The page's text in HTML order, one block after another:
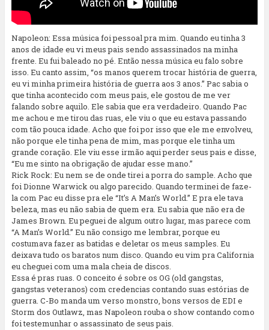
Napoleon: Essa música foi pessoal pra mim. Quando eu tinha 3
anos de idade eu vi meus pais sendo assassinados na minha
frente. Eu fui baleado no pé. Então nessa música eu falo sobre
isso. Eu canto assim, “os manos querem trocar história de guerra,
eu vi minha primeira história de guerra aos 3 anos.” Pac sabia o
que tinha acontecido com meus pais, ele gostou de me ver
falando sobre aquilo. Ele sabia que era verdadeiro. Quando Pac
me achou e me tirou das ruas, ele viu o que eu estava passando
com tão pouca idade. Acho que foi por isso que ele me envolveu,
não porque ele tinha pena de mim, mas porque ele tinha um
grande coração. Ele viu esse irmão aqui perder seus pais e disse,
“Eu me sinto na obrigação de ajudar esse mano.”
Rick Rock: Eu nem se de onde tirei a porra do sample. Acho que
foi Dionne Warwick ou algo parecido. Quando terminei de faze-
la com Pac eu disse pra ele “It’s A Man’s World.” E pra ele tava
beleza, mas eu não sabia de quem era. Eu sabia que não era de
James Brown. Eu peguei de algum outro lugar, mas parece com
“A Man’s World.” Eu não consigo me lembrar, porque eu
costumava fazer as batidas e deletar os meus samples. Eu
deixava tudo os baratos num disco. Quando eu vim pra California
eu cheguei com uma mala cheia de discos.
Essa é pras ruas. O conceito é sobre os OG (old gangstas,
gangstas veteranos) com credencias contando suas estórias de
guerra. C-Bo manda um verso monstro, bons versos de EDI e
Storm dos Outlawz, mas Napoleon rouba o show contando como
foi testemunhar o assassinato de seus pais.